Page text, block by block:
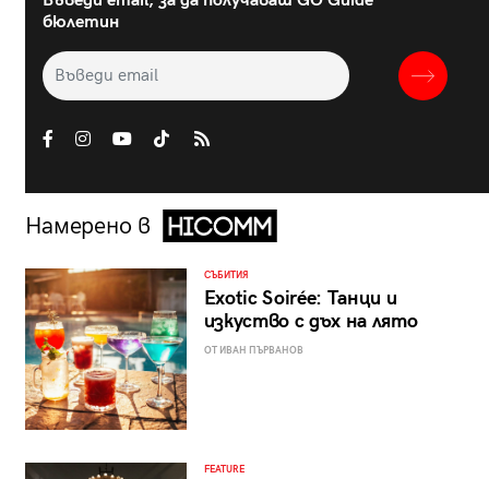
бюлетин
Намерено в
СЪБИТИЯ
Exotic Soirée: Танци и
изкуство с дъх на лято
ОТ ИВАН ПЪРВАНОВ
FEATURE